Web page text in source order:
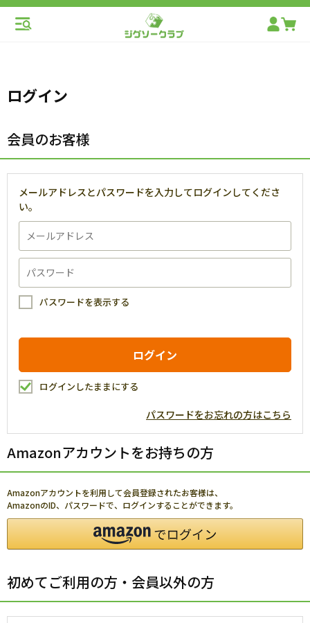
ログイン
会員のお客様
メールアドレスとパスワードを入力してログインしてくださ
い。
パスワードを表示する
ログインしたままにする
パスワードをお忘れの方はこちら
Amazonアカウントをお持ちの方
Amazonアカウントを利用して会員登録されたお客様は、
AmazonのID、パスワードで、ログインすることができます。
初めてご利用の方・会員以外の方